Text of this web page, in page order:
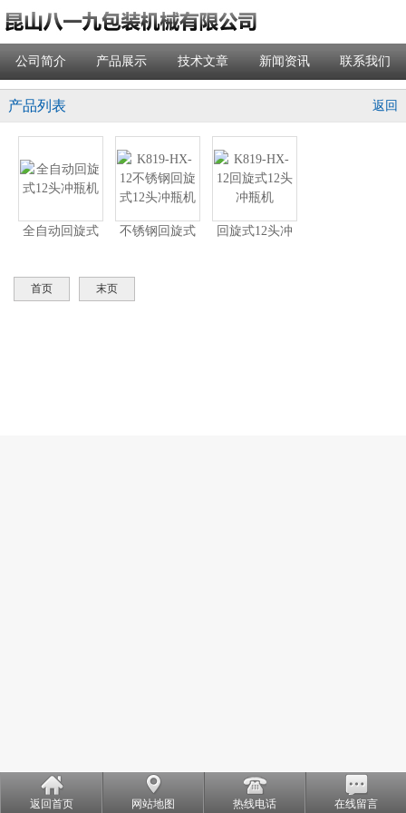
公司简介 产品展示 技术文章 新闻资讯 联系我们
产品列表 返回
全自动回旋式
不锈钢回旋式
回旋式12头冲
首页 末页
返回首页 网站地图 热线电话 在线留言